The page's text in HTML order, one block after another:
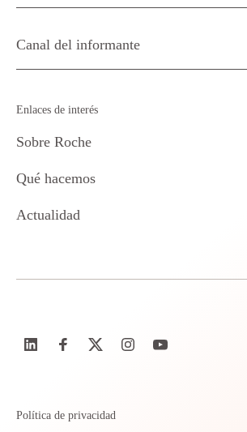
Canal del informante
Enlaces de interés
Sobre Roche
Qué hacemos
Actualidad
Política de privacidad